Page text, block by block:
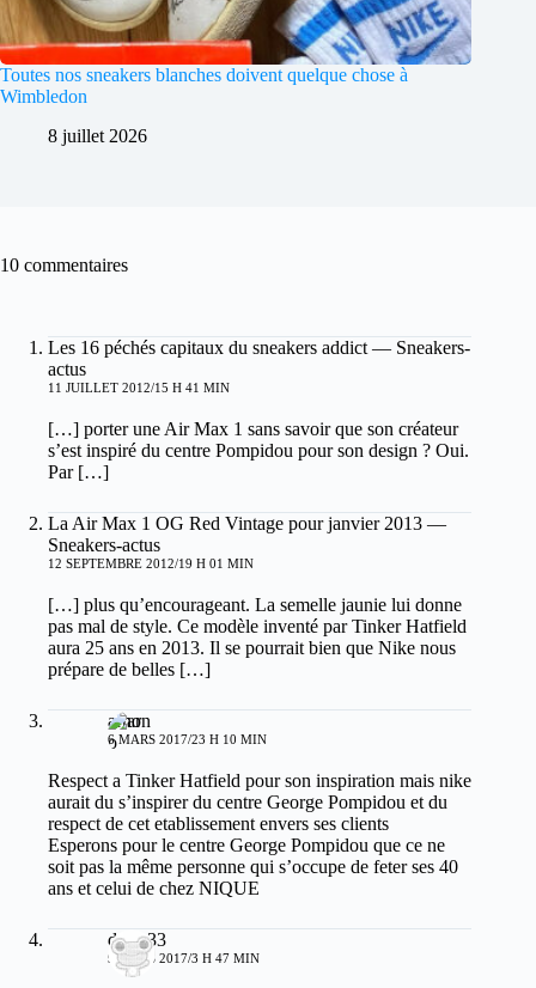
Toutes nos sneakers blanches doivent quelque chose à
Wimbledon
8 juillet 2026
10 commentaires
Les 16 péchés capitaux du sneakers addict — Sneakers-
actus
11 JUILLET 2012/15 H 41 MIN
[…] porter une Air Max 1 sans savoir que son créateur
s’est inspiré du centre Pompidou pour son design ? Oui.
Par […]
La Air Max 1 OG Red Vintage pour janvier 2013 —
Sneakers-actus
12 SEPTEMBRE 2012/19 H 01 MIN
[…] plus qu’encourageant. La semelle jaunie lui donne
pas mal de style. Ce modèle inventé par Tinker Hatfield
aura 25 ans en 2013. Il se pourrait bien que Nike nous
prépare de belles […]
arno
6 MARS 2017/23 H 10 MIN
Respect a Tinker Hatfield pour son inspiration mais nike
aurait du s’inspirer du centre George Pompidou et du
respect de cet etablissement envers ses clients
Esperons pour le centre George Pompidou que ce ne
soit pas la même personne qui s’occupe de feter ses 40
ans et celui de chez NIQUE
dams33
9 MARS 2017/3 H 47 MIN